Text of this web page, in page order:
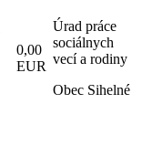
0,00
EUR
Úrad práce
sociálnych
vecí a rodiny
Obec Sihelné